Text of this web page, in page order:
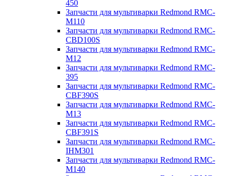
450
Запчасти для мультиварки Redmond RMC-
M110
Запчасти для мультиварки Redmond RMC-
CBD100S
Запчасти для мультиварки Redmond RMC-
M12
Запчасти для мультиварки Redmond RMC-
395
Запчасти для мультиварки Redmond RMC-
CBF390S
Запчасти для мультиварки Redmond RMC-
M13
Запчасти для мультиварки Redmond RMC-
CBF391S
Запчасти для мультиварки Redmond RMC-
IHM301
Запчасти для мультиварки Redmond RMC-
M140